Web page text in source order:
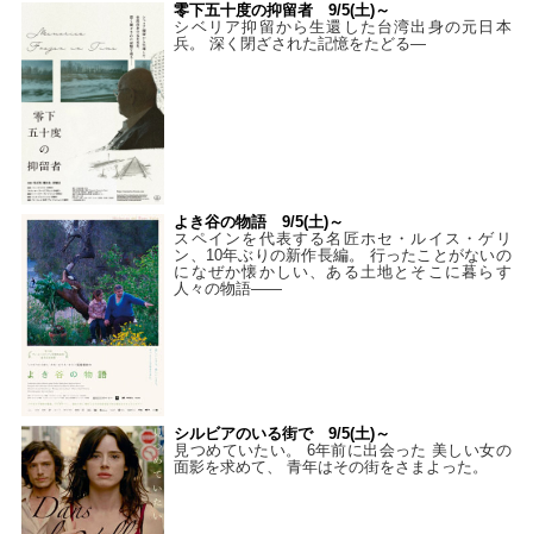
零下五十度の抑留者 9/5(土)～
シベリア抑留から生還した台湾出身の元日本
兵。 深く閉ざされた記憶をたどる—
よき谷の物語 9/5(土)～
スペインを代表する名匠ホセ・ルイス・ゲリ
ン、10年ぶりの新作長編。 行ったことがないの
になぜか懐かしい、ある土地とそこに暮らす
人々の物語――
シルビアのいる街で 9/5(土)～
見つめていたい。 6年前に出会った 美しい女の
面影を求めて、 青年はその街をさまよった。